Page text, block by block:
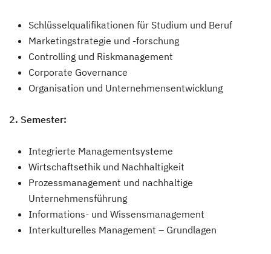
Schlüsselqualifikationen für Studium und Beruf
Marketingstrategie und -forschung
Controlling und Riskmanagement
Corporate Governance
Organisation und Unternehmensentwicklung
2. Semester:
Integrierte Managementsysteme
Wirtschaftsethik und Nachhaltigkeit
Prozessmanagement und nachhaltige
Unternehmensführung
Informations- und Wissensmanagement
Interkulturelles Management – Grundlagen